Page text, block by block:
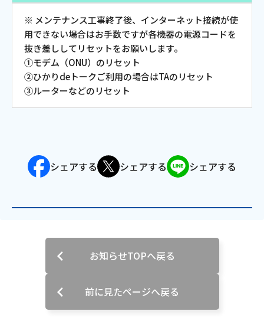
会社案内
お知らせ
サイトマップ
放送基準
安全・安心マーク
安全・安心ガイド
放送番組審議会議事録
情報セキュリティ基本方針
ご利用約款・重要事項説明書
※ メンテナンス工事終了後、インターネット接続が使
用できない場合はお手数ですが各機器の電源コードを
抜き差ししてリセットをお願いします。
①モデム（ONU）のリセット
②ひかりdeトークご利用の場合はTAのリセット
③ルーターなどのリセット
シェアする シェアする シェアする
お知らせTOPへ戻る
前に見たページへ戻る